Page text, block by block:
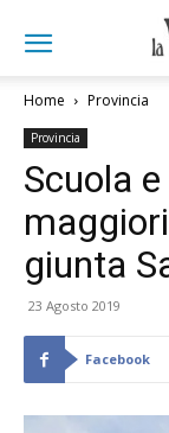
Home Provincia
Provincia
Scuola
giunta
23 Agosto 2019
Facebook